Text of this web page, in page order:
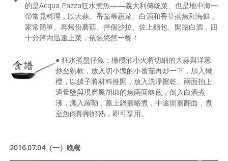
的是Acqua Pazza狂水煮魚——義大利傳統菜、也是地中海一
帶常見料理，以大蒜、番茄等蔬菜、白酒和香草煮魚和海鮮，
家常簡單。再烤份蘑菇、拌個沙拉、佐上麵包、開瓶白酒，四
十分鐘內迅速上菜，依舊悠然一餐！
● 狂水煮盤仔魚：橄欖油小火將切細的大蒜與洋蔥
炒至熟軟，放入切小塊的小番茄再炒一下，加入橄
欖，以鏟子將材料推開，放入洗淨擦乾、兩面拍上
適量鹽與現磨黑胡椒的魚兩面略煎，倒入白酒煮
沸，灑入羅勒，蓋上鍋蓋略煮，中途開蓋翻面，煮
至魚肉剛剛好熟，即可享用。
2016.07.04（一）晚餐